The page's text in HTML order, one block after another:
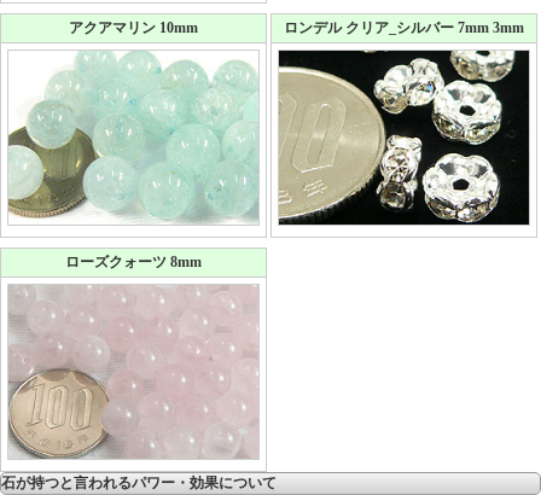
アクアマリン 10mm ロンデル クリア_シルバー 7mm 3mm
ローズクォーツ 8mm
石が持つと言われるパワー・効果について